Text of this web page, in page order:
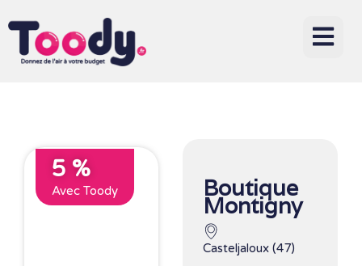
5 %
Avec Toody Boutique
Montigny
Casteljaloux (47)